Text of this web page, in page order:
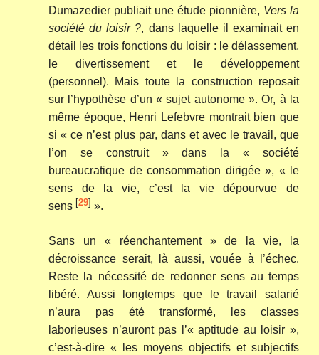
Dumazedier publiait une étude pionnière, Vers la
société du loisir ?, dans laquelle il examinait en
détail les trois fonctions du loisir : le délassement,
le divertissement et le développement
(personnel). Mais toute la construction reposait
sur l’hypothèse d’un « sujet autonome ». Or, à la
même époque, Henri Lefebvre montrait bien que
si « ce n’est plus par, dans et avec le travail, que
l’on se construit » dans la « société
bureaucratique de consommation dirigée », « le
sens de la vie, c’est la vie dépourvue de
sens [29] ».
Sans un « réenchantement » de la vie, la
décroissance serait, là aussi, vouée à l’échec.
Reste la nécessité de redonner sens au temps
libéré. Aussi longtemps que le travail salarié
n’aura pas été transformé, les classes
laborieuses n’auront pas l’« aptitude au loisir »,
c’est-à-dire « les moyens objectifs et subjectifs